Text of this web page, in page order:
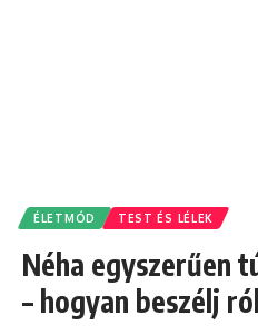
ÉLETMÓD TEST ÉS LÉLEK
Néha egyszerűen
– hogyan beszélj